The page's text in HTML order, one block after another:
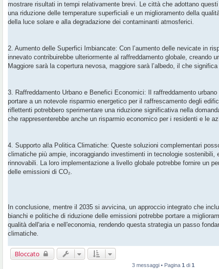
mostrare risultati in tempi relativamente brevi. Le città che adottano
una riduzione delle temperature superficiali e un miglioramento della
della luce solare e alla degradazione dei contaminanti atmosferici.
2. Aumento delle Superfici Imbiancate: Con l’aumento delle nevicate in
innevato contribuirebbe ulteriormente al raffreddamento globale, creando
Maggiore sarà la copertura nevosa, maggiore sarà l’albedo, il che
3. Raffreddamento Urbano e Benefici Economici: Il raffreddamento
portare a un notevole risparmio energetico per il raffrescamento degli
riflettenti potrebbero sperimentare una riduzione significativa nella
che rappresenterebbe anche un risparmio economico per i residenti e le
4. Supporto alla Politica Climatiche: Queste soluzioni complementari
climatiche più ampie, incoraggiando investimenti in tecnologie sostenibili,
rinnovabili. La loro implementazione a livello globale potrebbe fornire un
delle emissioni di CO₂.
In conclusione, mentre il 2035 si avvicina, un approccio integrato che
bianchi e politiche di riduzione delle emissioni potrebbe portare a
qualità dell'aria e nell'economia, rendendo questa strategia un passo
climatiche.
Bloccato
3 messaggi • Pagina 1 di 1